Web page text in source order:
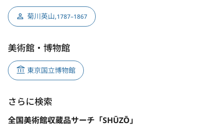
菊川英山,1787–1867
美術館・博物館
東京国立博物館
さらに検索
全国美術館収蔵品サーチ「SHŪZŌ」